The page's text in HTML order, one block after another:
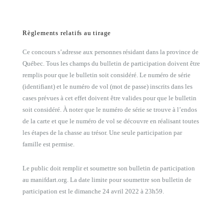
Règlements relatifs au tirage
Ce concours s’adresse aux personnes résidant dans la province de
Québec. Tous les champs du bulletin de participation doivent être
remplis pour que le bulletin soit considéré. Le numéro de série
(identifiant) et le numéro de vol (mot de passe) inscrits dans les
cases prévues à cet effet doivent être valides pour que le bulletin
soit considéré. À noter que le numéro de série se trouve à l’endos
de la carte et que le numéro de vol se découvre en réalisant toutes
les étapes de la chasse au trésor. Une seule participation par
famille est permise.
Le public doit remplir et soumettre son bulletin de participation
au manifdart.org. La date limite pour soumettre son bulletin de
participation est le dimanche 24 avril 2022 à 23h59.